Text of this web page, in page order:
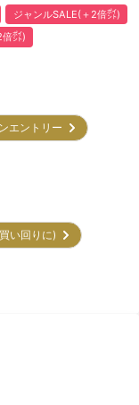
ジャンルSALE(＋2倍㌽)
㌽)
エントリー
い回りに)